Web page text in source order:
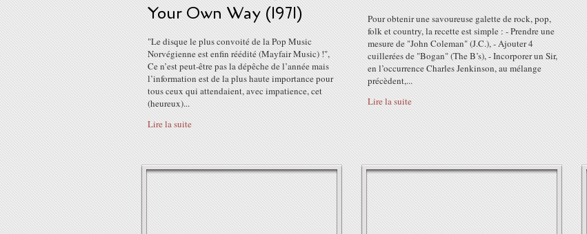
Your Own Way (1971)
"Le disque le plus convoité de la Pop Music
Norvégienne est enfin réédité (Mayfair Music) !",
Ce n’est peut-être pas la dépêche de l’année mais
l’information est de la plus haute importance pour
tous ceux qui attendaient, avec impatience, cet
(heureux)...
Lire la suite
Pour obtenir une savoureuse galette de rock, pop,
folk et country, la recette est simple : - Prendre une
mesure de "John Coleman" (J.C.), - Ajouter 4
cuillerées de "Bogan" (The B’s), - Incorporer un Sir,
en l’occurrence Charles Jenkinson, au mélange
précèdent,...
Lire la suite